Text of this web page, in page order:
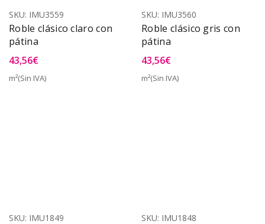
SKU: IMU3559
Roble clásico claro con
pátina
43,56€
m²(Sin IVA)
SKU: IMU3560
Roble clásico gris con
pátina
43,56€
m²(Sin IVA)
SKU: IMU1849 SKU: IMU1848